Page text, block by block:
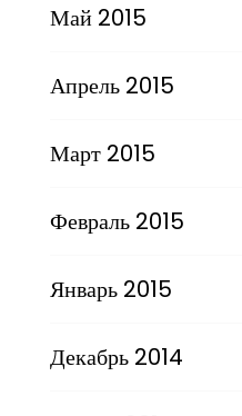
Май 2015
Апрель 2015
Март 2015
Февраль 2015
Январь 2015
Декабрь 2014